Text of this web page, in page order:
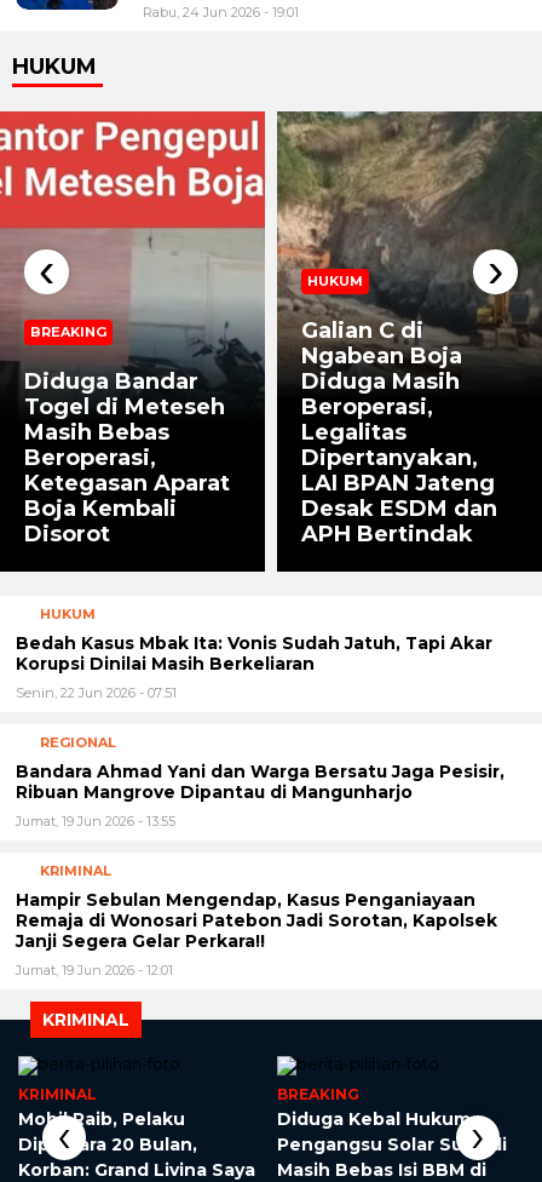
Rabu, 24 Jun 2026 - 19:01
HUKUM
BREAKING
Diduga Bandar
Togel di Meteseh
Masih Bebas
Beroperasi,
Ketegasan Aparat
Boja Kembali
Disorot
HUKUM
Galian C di
Ngabean Boja
Diduga Masih
Beroperasi,
Legalitas
Dipertanyakan,
LAI BPAN Jateng
Desak ESDM dan
APH Bertindak
‹ ›
HUKUM
Bedah Kasus Mbak Ita: Vonis Sudah Jatuh, Tapi Akar
Korupsi Dinilai Masih Berkeliaran
Senin, 22 Jun 2026 - 07:51
REGIONAL
Bandara Ahmad Yani dan Warga Bersatu Jaga Pesisir,
Ribuan Mangrove Dipantau di Mangunharjo
Jumat, 19 Jun 2026 - 13:55
KRIMINAL
Hampir Sebulan Mengendap, Kasus Penganiayaan
Remaja di Wonosari Patebon Jadi Sorotan, Kapolsek
Janji Segera Gelar Perkara!!
Jumat, 19 Jun 2026 - 12:01
KRIMINAL
KRIMINAL
Mobil Raib, Pelaku
Dipenjara 20 Bulan,
Korban: Grand Livina Saya
BREAKING
Diduga Kebal Hukum,
Pengangsu Solar Subsidi
Masih Bebas Isi BBM di
‹ ›